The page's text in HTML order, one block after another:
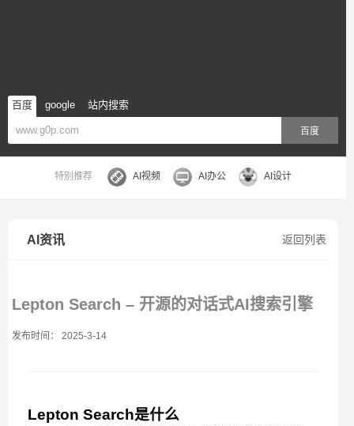
百度 google 站内搜索
百度
特别推荐 AI视频 AI办公 AI设计
返回列表
AI资讯
Lepton Search – 开源的对话式AI搜索引擎
发布时间： 2025-3-14
Lepton Search是什么